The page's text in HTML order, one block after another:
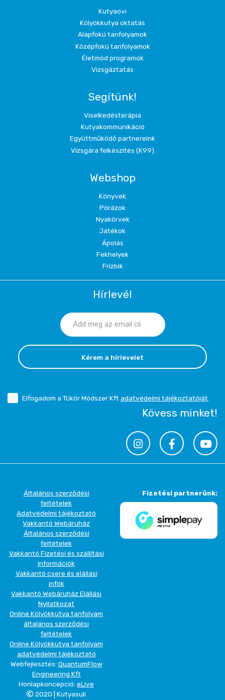
Kutyaovi
Kölyökkutya oktatás
Alapfokú tanfolyamok
Középfokú tanfolyamok
Életmód programok
Vizsgáztatás
Segítünk!
Viselkedésterápia
Kutyakommunikáció
Együttműködő partnereink
Vizsgára felkészítés (K99)
Webshop
Könyvek
Pórázok
Nyakörvek
Játékok
Ápolás
Fekhelyek
Frizbik
Hírlevél
Kérem a hírlevelet
Elfogadom a Tükör Módszer Kft adatvédelmi tájékoztatóját
Kövess minket!
Általános szerződési
feltételek
Adatvédelmi tájékoztató
Vakkantó Webáruház
Általános szerződési
feltételek
Vakkantó Fizetési és szállítási
információk
Vakkantó csere és elállási
infók
Vakkantó Webáruház Elállási
Nyilatkozat
Online Kölyökkutya tanfolyam
általános szerződési
feltételek
Online Kölyökkutya tanfolyam
adatvédelmi tájékoztató
Webfejlesztés: QuantumFlow
Engineering Kft
Honlapkoncepció: eLive
2020 | Kutyasuli
Fizetési partnerünk: